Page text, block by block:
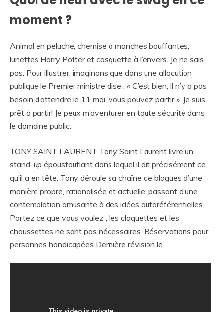
moment ?
Animal en peluche, chemise à manches bouffantes,
lunettes Harry Potter et casquette à l’envers. Je ne sais
pas. Pour illustrer, imaginons que dans une allocution
publique le Premier ministre dise : « C’est bien, il n’y a pas
besoin d’attendre le 11 mai, vous pouvez partir ». Je suis
prêt à partir! Je peux m’aventurer en toute sécurité dans
le domaine public.
TONY SAINT LAURENT Tony Saint Laurent livre un
stand-up époustouflant dans lequel il dit précisément ce
qu’il a en tête. Tony déroule sa chaîne de blagues d’une
manière propre, rationalisée et actuelle, passant d’une
contemplation amusante à des idées autoréférentielles.
Portez ce que vous voulez ; les claquettes et les
chaussettes ne sont pas nécessaires. Réservations pour
personnes handicapées Dernière révision le.